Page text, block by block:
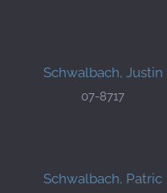
Schwalbach, Justin
07-8717
Schwalbach, Patric